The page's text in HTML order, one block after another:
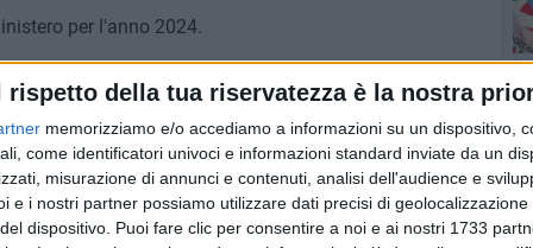
rispetto della tua riservatezza è la nostra
memorizziamo e/o accediamo a informazioni su un dispositivo,
come identificatori univoci e informazioni standard inviate da un
misurazione di annunci e contenuti, analisi dell'audience e
e i nostri partner possiamo utilizzare dati precisi di
dispositivo. Puoi fare clic per consentire a noi e ai nostri 1733
per l'anno 2024.
un uomodi Giuseppe Ungaretti
di Luigi Pirandello
con il testoStoria d'Europadi Giuseppe